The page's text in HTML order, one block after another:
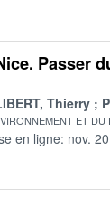
Passer
Thierry
ET
en ligne: nov.